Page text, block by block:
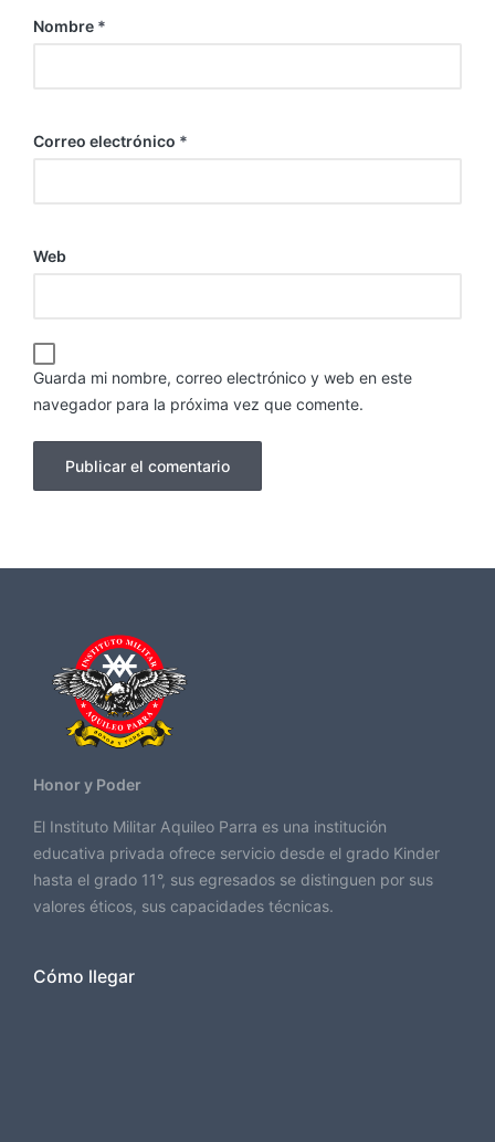
Nombre *
Correo electrónico *
Web
Guarda mi nombre, correo electrónico y web en este
navegador para la próxima vez que comente.
Honor y Poder
El Instituto Militar Aquileo Parra es una institución
educativa privada ofrece servicio desde el grado Kinder
hasta el grado 11°, sus egresados se distinguen por sus
valores éticos, sus capacidades técnicas.
Cómo llegar